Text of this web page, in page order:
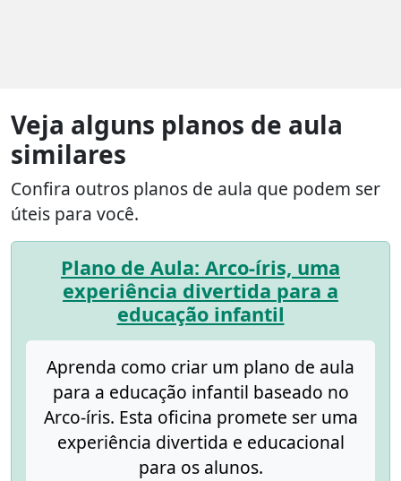
Veja alguns planos de aula
similares
Confira outros planos de aula que podem ser
úteis para você.
Plano de Aula: Arco-íris, uma
experiência divertida para a
educação infantil
Aprenda como criar um plano de aula
para a educação infantil baseado no
Arco-íris. Esta oficina promete ser uma
experiência divertida e educacional
para os alunos.